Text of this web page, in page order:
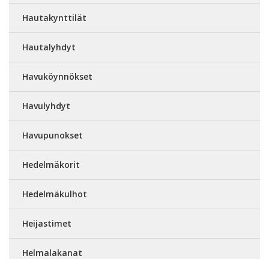
Hautakynttilät
Hautalyhdyt
Havuköynnökset
Havulyhdyt
Havupunokset
Hedelmäkorit
Hedelmäkulhot
Heijastimet
Helmalakanat